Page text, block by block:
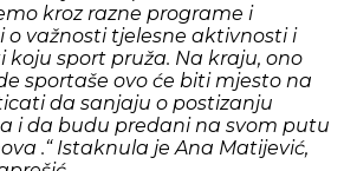
kroz razne programe i
važnosti tjelesne aktivnosti i
sport pruža. Na kraju, ono
sportaše ovo će biti mjesto na
da sanjaju o postizanju
i da budu predani na svom putu
.“ Istaknula je Ana Matijević,